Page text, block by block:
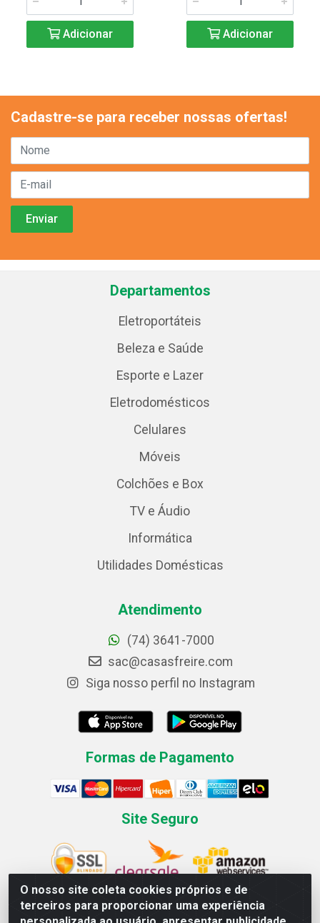
Adicionar Adicionar
O nosso site coleta cookies próprios e de
terceiros para proporcionar uma experiência
Cadastre-se para receber nossas ofertas!
Departamentos
Eletroportáteis
Beleza e Saúde
Esporte e Lazer
Eletrodomésticos
Celulares
Móveis
Colchões e Box
TV e Áudio
Informática
Utilidades Domésticas
Atendimento
(74) 3641-7000
sac@casasfreire.com
Siga nosso perfil no Instagram
Formas de Pagamento
Site Seguro